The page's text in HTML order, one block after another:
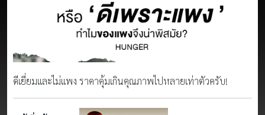
ดีเยี่ยมและไม่แพง ราคาคุ้มเกินคุณภาพไปหลายเท่าตัวครับ!